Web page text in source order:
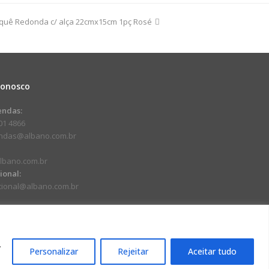
Personalizar Rejeitar Aceitar tudo
Redonda c/ alça 22cmx15cm 1pç Rosé
4866
92